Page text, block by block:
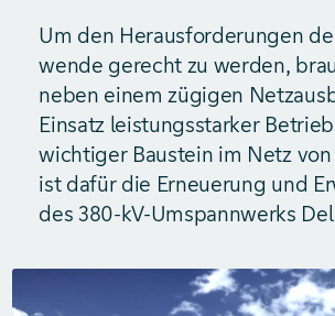
Um den Heraus­forderungen
wende gerecht zu werden,
neben einem zügigen
Einsatz leistungs­starker
wichtiger Baustein im Netz von
ist dafür die Erneuerung und
des 380-kV-Umspannwerks